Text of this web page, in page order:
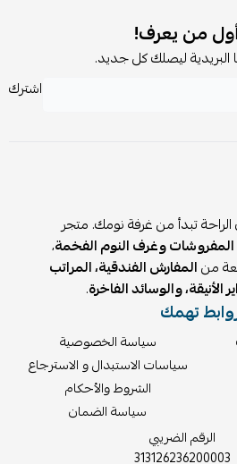
من يعرف!
البريدية ليصلك كل جديد.
اشترك
الراحة تبدأ من غرفة نومك. متجر
المفروشات وغرف النوم الفخمة،
منالمفارش الفندقية، المراتب
الأنيقة، والوسائد الفاخرة.
تهمك
سياسة الخصوصية
سياسات الاستبدال و الاسترجاع
الشروط والأحكام
سياسة الضمان
الرقم الضريبي
313126236200003